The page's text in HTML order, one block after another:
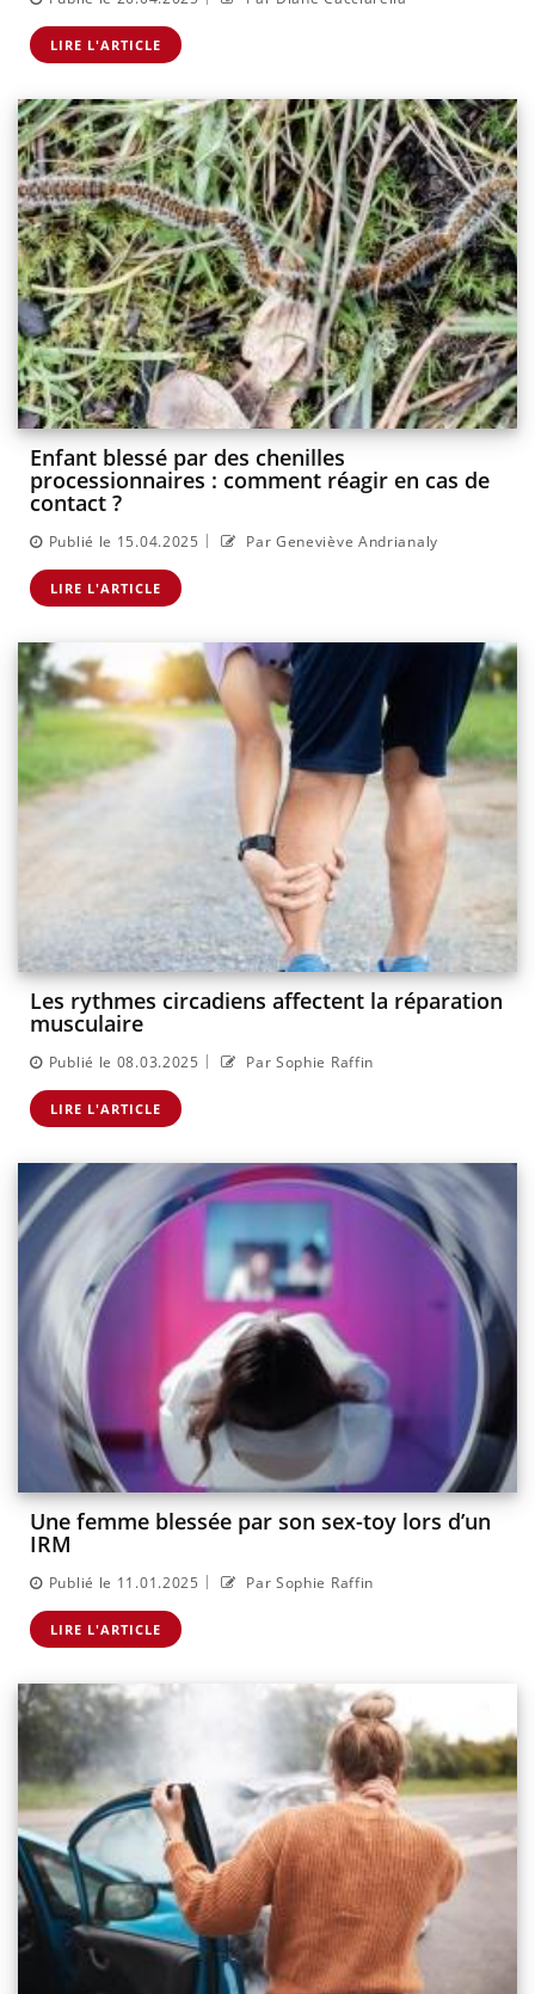
LIRE L'ARTICLE
Enfant blessé par des chenilles
processionnaires : comment réagir en cas de
contact ?
Publié le 15.04.2025 | Par Geneviève Andrianaly
LIRE L'ARTICLE
Les rythmes circadiens affectent la réparation
musculaire
Publié le 08.03.2025 | Par Sophie Raffin
LIRE L'ARTICLE
Une femme blessée par son sex-toy lors d’un
IRM
Publié le 11.01.2025 | Par Sophie Raffin
LIRE L'ARTICLE